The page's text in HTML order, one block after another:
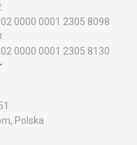
0000 0001 2305 8098
0000 0001 2305 8130
Polska